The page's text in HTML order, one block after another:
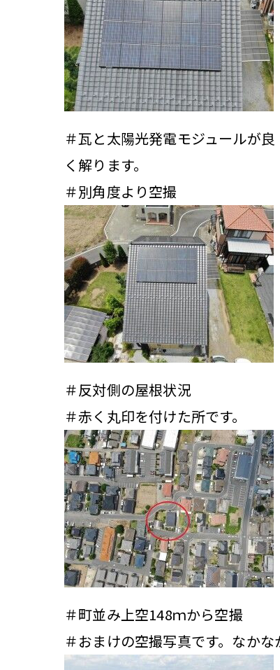
＃瓦と太陽光発電モジュールが良
く解ります。
＃別角度より空撮
＃反対側の屋根状況
＃赤く丸印を付けた所です。
＃町並み上空148ｍから空撮
＃おまけの空撮写真です。なかな